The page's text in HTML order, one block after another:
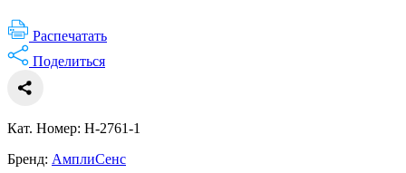
Распечатать
Поделиться
Кат. Номер: Н-2761-1
Бренд: АмплиСенс